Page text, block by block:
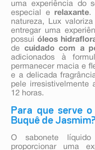
uma experiência do
especial e relaxante.
natureza, Lux
entregar uma
possui óleos
de cuidado com a
adicionados à
permanecer macia e
e a delicada
pele irresistivelmente
12 horas.
Para que serve
Buquê de
O sabonete
proporcionar uma